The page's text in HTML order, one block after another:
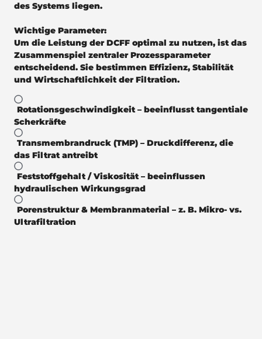
des Systems liegen.
Wichtige Parameter:
Um die Leistung der DCFF optimal zu nutzen, ist das
Zusammenspiel zentraler Prozessparameter
entscheidend. Sie bestimmen Effizienz, Stabilität
und Wirtschaftlichkeit der Filtration.
Rotationsgeschwindigkeit– beeinflusst tangentiale
Scherkräfte
Transmembrandruck (TMP) – Druckdifferenz, die
das Filtrat antreibt
Feststoffgehalt / Viskosität– beeinflussen
hydraulischen Wirkungsgrad
Porenstruktur & Membranmaterial – z. B. Mikro- vs.
Ultrafiltration